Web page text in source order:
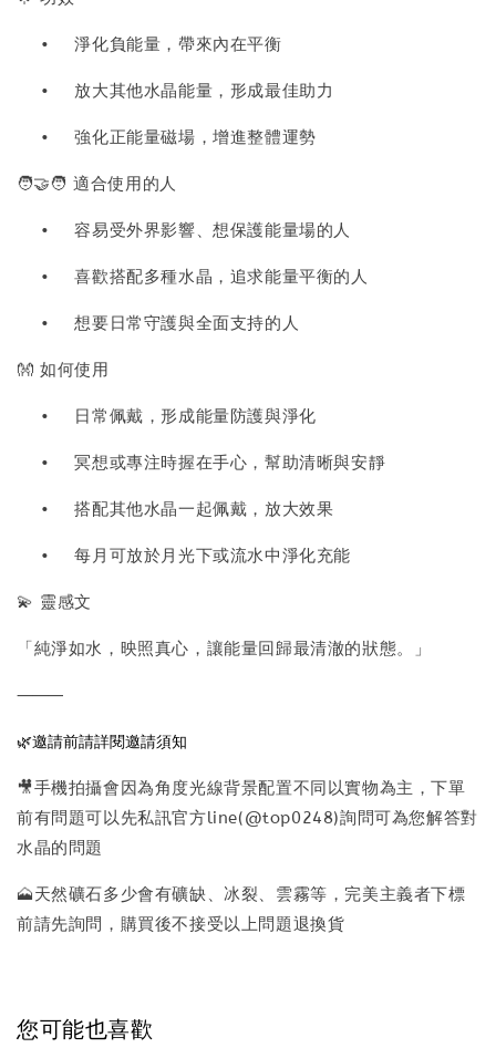
• 淨化負能量，帶來內在平衡
• 放大其他水晶能量，形成最佳助力
• 強化正能量磁場，增進整體運勢
🧑‍🤝‍🧑 適合使用的人
• 容易受外界影響、想保護能量場的人
• 喜歡搭配多種水晶，追求能量平衡的人
• 想要日常守護與全面支持的人
👐 如何使用
• 日常佩戴，形成能量防護與淨化
• 冥想或專注時握在手心，幫助清晰與安靜
• 搭配其他水晶一起佩戴，放大效果
• 每月可放於月光下或流水中淨化充能
💫 靈感文
「純淨如水，映照真心，讓能量回歸最清澈的狀態。」
⸻
🌿邀請前請詳閱邀請須知
🎥手機拍攝會因為角度光線背景配置不同以實物為主，下單
前有問題可以先私訊官方line(@top0248)詢問可為您解答對
水晶的問題
🗻天然礦石多少會有礦缺、冰裂、雲霧等，完美主義者下標
前請先詢問，購買後不接受以上問題退換貨
您可能也喜歡